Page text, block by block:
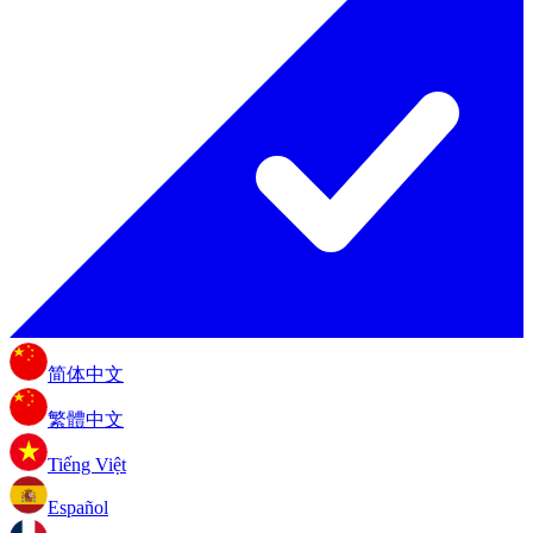
简体中文
繁體中文
Tiếng Việt
Español